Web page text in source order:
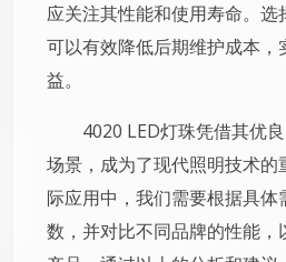
应关注其性能和使用寿命。选
可以有效降低后期维护成本，
益。
4020 LED灯珠凭借其优
场景，成为了现代照明技术的
际应用中，我们需要根据具体
数，并对比不同品牌的性能，